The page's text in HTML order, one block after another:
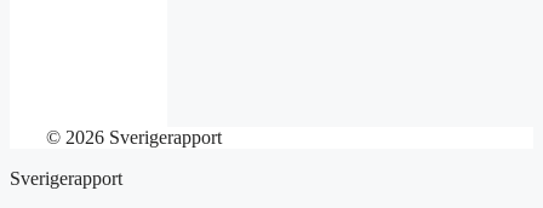
© 2026 Sverigerapport
Sverigerapport